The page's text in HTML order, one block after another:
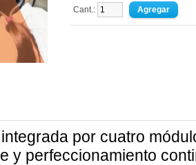
Cant.:
por cuatro
y perfeccionamiento